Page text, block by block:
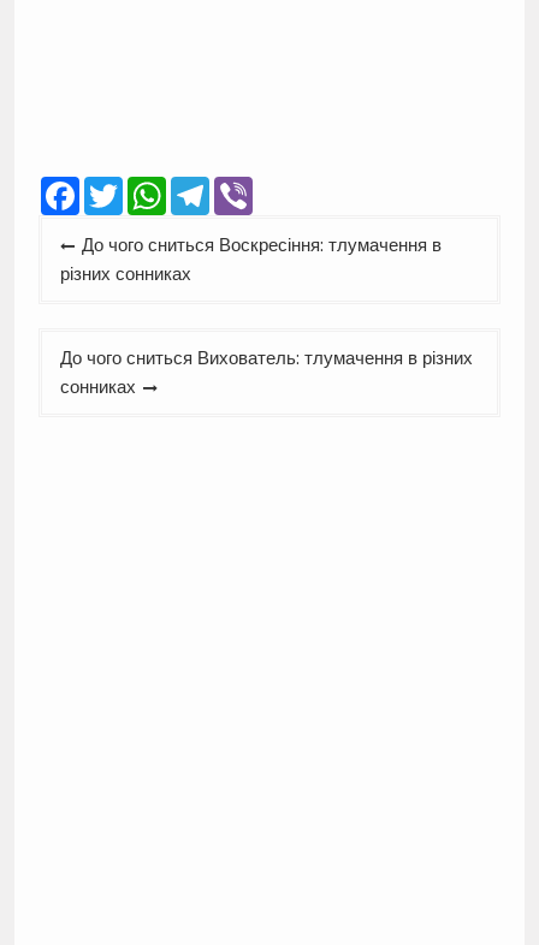
Facebook
TwitterWhatsApp
Telegram
Viber
Навігація
записів
До чого сниться Воскресіння: тлумачення в
різних сонниках
До чого сниться Вихователь: тлумачення в різних
сонниках